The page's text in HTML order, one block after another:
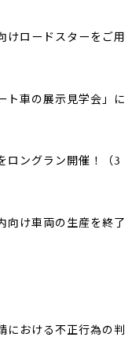
けロードスターをご用
ト車の展示見学会」に
ロングラン開催！（3
向け車両の生産を終了
における不正行為の判